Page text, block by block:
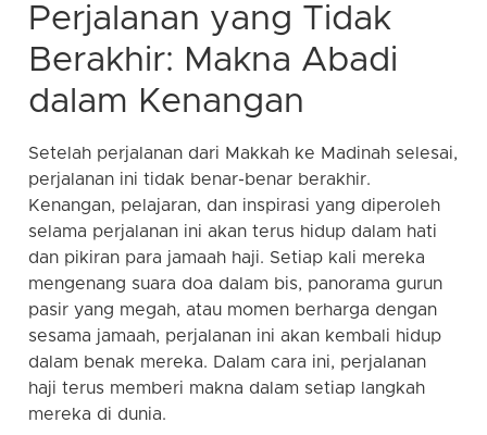
Perjalanan yang Tidak
Berakhir: Makna Abadi
dalam Kenangan
Setelah perjalanan dari Makkah ke Madinah selesai,
perjalanan ini tidak benar-benar berakhir.
Kenangan, pelajaran, dan inspirasi yang diperoleh
selama perjalanan ini akan terus hidup dalam hati
dan pikiran para jamaah haji. Setiap kali mereka
mengenang suara doa dalam bis, panorama gurun
pasir yang megah, atau momen berharga dengan
sesama jamaah, perjalanan ini akan kembali hidup
dalam benak mereka. Dalam cara ini, perjalanan
haji terus memberi makna dalam setiap langkah
mereka di dunia.